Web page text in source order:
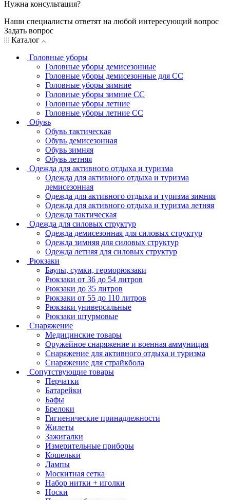
Нужна консультация?
Наши специалисты ответят на любой интересующий вопрос
Задать вопрос
Каталог
Головные уборы
Головные уборы демисезонные
Головные уборы демисезонные для СС
Головные уборы зимние
Головные уборы зимние СС
Головные уборы летние
Головные уборы летние СС
Обувь
Обувь тактическая
Обувь демисезонная
Обувь зимняя
Обувь летняя
Одежда для активного отдыха и туризма
Одежда для активного отдыха и туризма
демисезонная
Одежда для активного отдыха и туризма зимняя
Одежда для активного отдыха и туризма летняя
Одежда тактическая
Одежда для силовых структур
Одежда демисезонная для силовых структур
Одежда зимняя для силовых структур
Одежда летняя для силовых структур
Рюкзаки
Баулы, сумки, герморюкзаки
Рюкзаки от 36 до 54 литров
Рюкзаки до 35 литров
Рюкзаки от 55 до 110 литров
Рюкзаки универсальные
Рюкзаки штурмовые
Снаряжение
Медицинские товары
Оружейное снаряжение и военная аммуниция
Снаряжение для активного отдыха и туризма
Снаряжение для страйкбола
Сопутствующие товары
Перчатки
Батарейки
Бафы
Брелоки
Гигиенические принадлежности
Жилеты
Зажигалки
Измерительные приборы
Кошельки
Лампы
Москитная сетка
Набор нитки + иголки
Носки